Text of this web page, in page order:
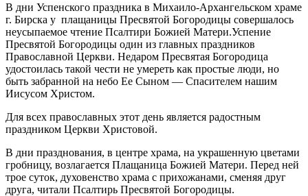
В дни Успенского праздника в Михаило-Архангельском храме
г. Бирска у плащаницы Пресвятой Богородицы совершалось
неусыпаемое чтение Псалтири Божией Матери.Успение
Пресвятой Богородицы один из главных праздников
Православной Церкви. Недаром Пресвятая Богородица
удостоилась такой чести не умереть как простые люди, но
быть забранной на небо Ее Сыном — Спасителем нашим
Иисусом Христом.
Для всех православных этот день является радостным
праздником Церкви Христовой.
В дни празднования, в центре храма, на украшенную цветами
гробницу, возлагается Плащаница Божией Матери. Перед ней
трое суток, духовенство храма с прихожанами, сменяя друг
друга, читали Псалтирь Пресвятой Богородицы.